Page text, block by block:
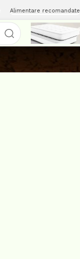
Alimentare recomandate